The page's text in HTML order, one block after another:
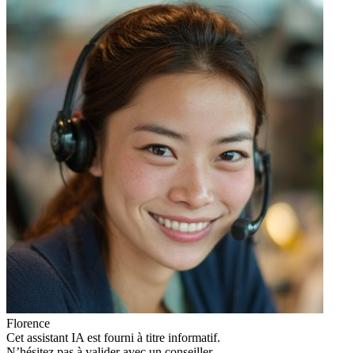
Florence
Cet assistant IA est fourni à titre informatif.